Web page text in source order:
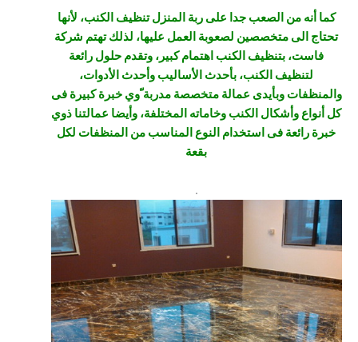
كما أنه من الصعب جدا على ربة المنزل تنظيف الكنب، لأنها
تحتاج الى متخصصين لصعوبة العمل عليها، لذلك تهتم شركة
فاست، بتنظيف الكنب اهتمام كبير، وتقدم حلول رائعة
لتنظيف الكنب، بأحدث الأساليب وأحدث الأدوات،
والمنظفات وبأيدى عمالة متخصصة مدربة ّوي خبرة كبيرة فى
كل أنواع وأشكال الكنب وخاماته المختلفة، وأيضا عمالتنا ذوي
خبرة رائعة فى استخدام النوع المناسب من المنظفات لكل
بقعة
.